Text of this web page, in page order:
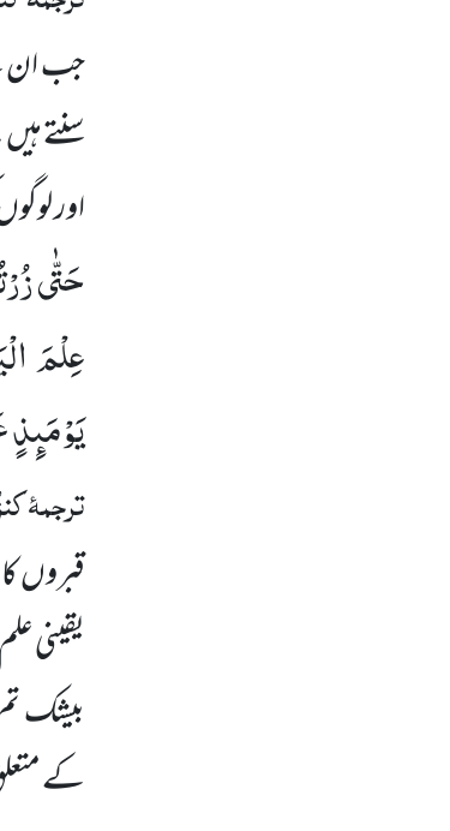
جب ان
سنتے
اور
حَتّٰى
عِلْمَ
ترجمۂ
قبروں
یقینی
بیشک
کے